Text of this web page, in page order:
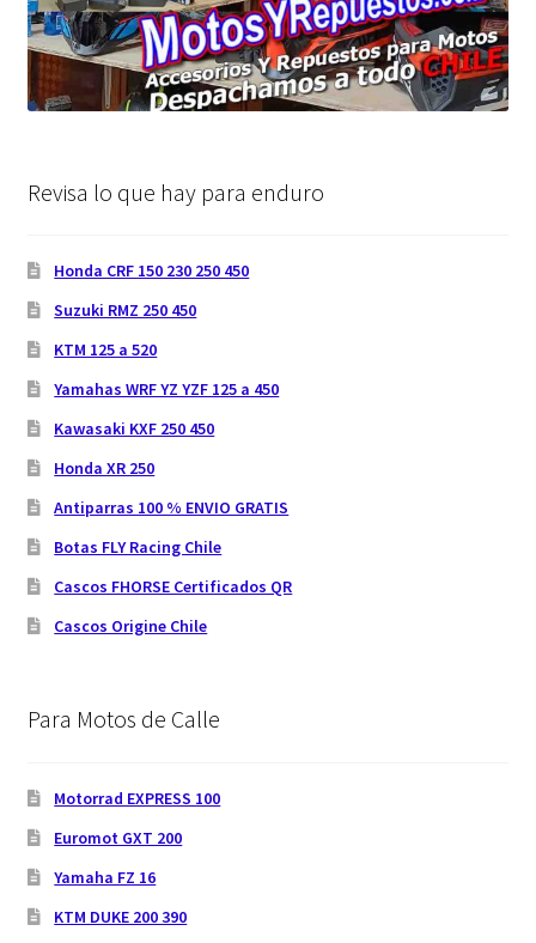
Revisa lo que hay para enduro
Honda CRF 150 230 250 450
Suzuki RMZ 250 450
KTM 125 a 520
Yamahas WRF YZ YZF 125 a 450
Kawasaki KXF 250 450
Honda XR 250
Antiparras 100 % ENVIO GRATIS
Botas FLY Racing Chile
Cascos FHORSE Certificados QR
Cascos Origine Chile
Para Motos de Calle
Motorrad EXPRESS 100
Euromot GXT 200
Yamaha FZ 16
KTM DUKE 200 390